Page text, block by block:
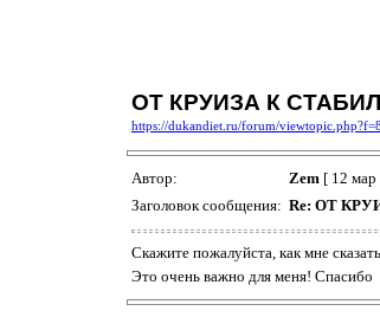
ОТ КРУИЗА К
https://dukandiet.ru/forum/
Автор: Zem [ 12
Заголовок сообщения: Re: ОТ
Скажите пожалуйста, как мне
Это очень важно для меня! Спасибо